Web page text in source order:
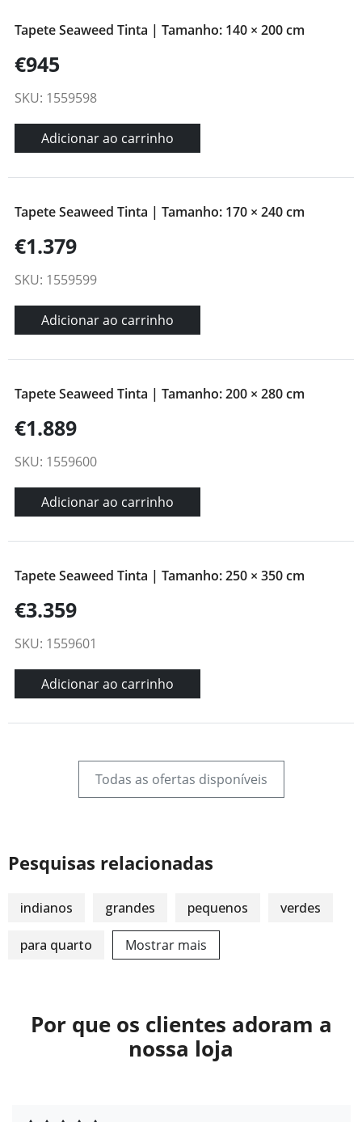
Tapete Seaweed Tinta | Tamanho: 140 × 200 cm
€945
SKU: 1559598
Adicionar ao carrinho
Tapete Seaweed Tinta | Tamanho: 170 × 240 cm
€1.379
SKU: 1559599
Adicionar ao carrinho
Tapete Seaweed Tinta | Tamanho: 200 × 280 cm
€1.889
SKU: 1559600
Adicionar ao carrinho
Tapete Seaweed Tinta | Tamanho: 250 × 350 cm
€3.359
SKU: 1559601
Adicionar ao carrinho
Todas as ofertas disponíveis
Pesquisas relacionadas
indianos grandes pequenos verdes
para quarto Mostrar mais
Por que os clientes adoram a
nossa loja